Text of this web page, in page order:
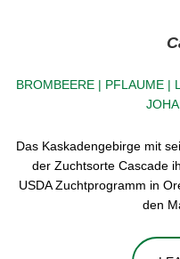
BROMBEERE | PFLAUME |
Das Kaskadengebirge mit
der Zuchtsorte Cascade
USDA Zuchtprogramm in
den